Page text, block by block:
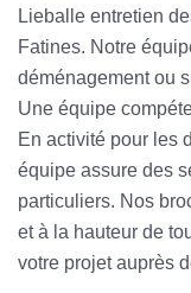
Lieballe entretien
Fatines. Notre
déménagement ou
Une équipe
En activité pour les
équipe assure des
particuliers. Nos
et à la hauteur de
votre projet auprès